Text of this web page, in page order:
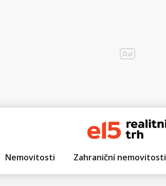
Nemovitosti Zahraniční nemovitosti